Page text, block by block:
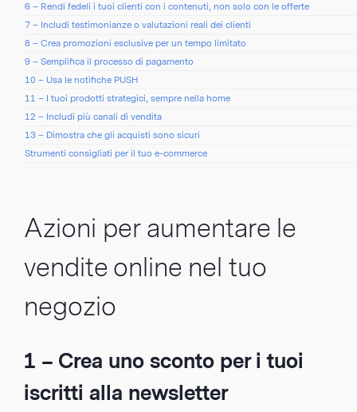
6 – Rendi fedeli i tuoi clienti con i contenuti, non solo con le offerte
7 – Includi testimonianze o valutazioni reali dei clienti
8 – Crea promozioni esclusive per un tempo limitato
9 – Semplifica il processo di pagamento
10 – Usa le notifiche PUSH
11 – I tuoi prodotti strategici, sempre nella home
12 – Includi più canali di vendita
13 – Dimostra che gli acquisti sono sicuri
Strumenti consigliati per il tuo e-commerce
Azioni per aumentare le
vendite online nel tuo
negozio
1 – Crea uno sconto per i tuoi
iscritti alla newsletter